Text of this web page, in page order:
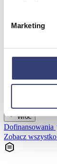
Marketing
Wróć
Wróć
Dofinansowania
Zobacz wszystko